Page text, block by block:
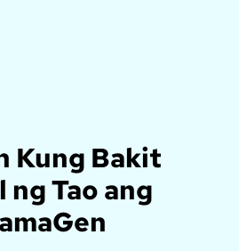
Kung Bakit
ng Tao ang